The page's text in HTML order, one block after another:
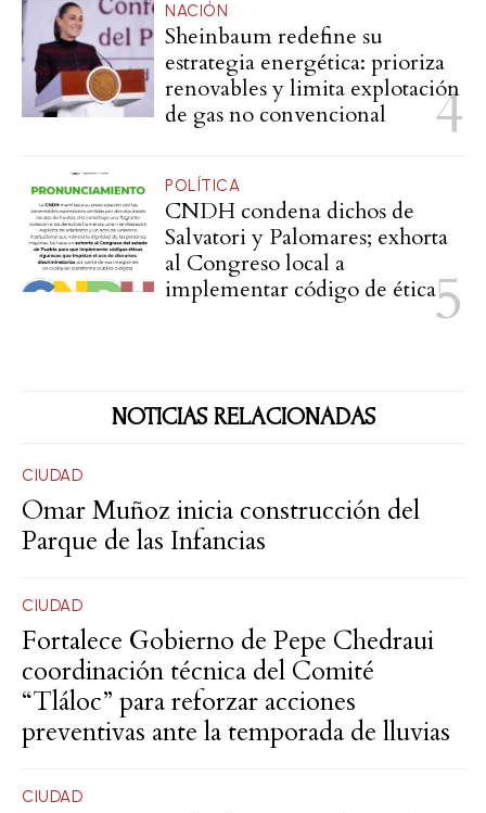
NACIÓN
Sheinbaum redefine su
estrategia energética: prioriza
renovables y limita explotación
de gas no convencional
POLÍTICA
CNDH condena dichos de
Salvatori y Palomares; exhorta
al Congreso local a
implementar código de ética
NOTICIAS RELACIONADAS
CIUDAD
Omar Muñoz inicia construcción del
Parque de las Infancias
CIUDAD
Fortalece Gobierno de Pepe Chedraui
coordinación técnica del Comité
“Tláloc” para reforzar acciones
preventivas ante la temporada de lluvias
CIUDAD